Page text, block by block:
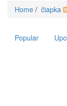
Home / čiapka
Popular